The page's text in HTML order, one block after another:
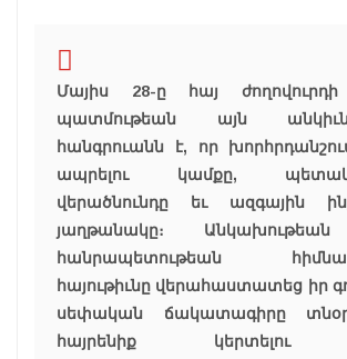
Մայիս 28-ը հայ ժողովուրդի
պատմութեան այն
հանգրուանն է, որ
ապրելու կամքը,
վերածնունդը եւ ազգային
յաղթանակը։
հանրապետութեան
հայութիւնը վերահաստատեց իր
սեփական ճակատագիրը
հայրենիք կերտելու